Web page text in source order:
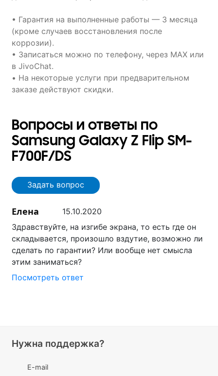
• Гарантия на выполненные работы — 3 месяца
(кроме случаев восстановления после
коррозии).
• Записаться можно по телефону, через MAX или
в JivoChat.
• На некоторые услуги при предварительном
заказе действуют скидки.
Вопросы и ответы по
Samsung Galaxy Z Flip SM-
F700F/DS
Задать вопрос
Елена
15.10.2020
Здравствуйте, на изгибе экрана, то есть где он
складывается, произошло вздутие, возможно ли
сделать по гарантии? Или вообще нет смысла
этим заниматься?
Посмотреть ответ
Нужна поддержка?
E-mail